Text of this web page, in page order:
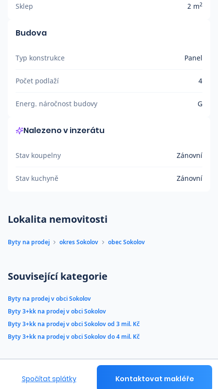
Sklep 2 m2
Budova
Typ konstrukce Panel
Počet podlaží 4
Energ. náročnost budovy G
Nalezeno v inzerátu
Stav koupelny Zánovní
Stav kuchyně Zánovní
Lokalita nemovitosti
Byty na prodej okres Sokolov obec Sokolov
Související kategorie
Byty na prodej v obci Sokolov
Byty 3+kk na prodej v obci Sokolov
Byty 3+kk na prodej v obci Sokolov od 3 mil. Kč
Byty 3+kk na prodej v obci Sokolov do 4 mil. Kč
Spočítat splátky Kontaktovat makléře